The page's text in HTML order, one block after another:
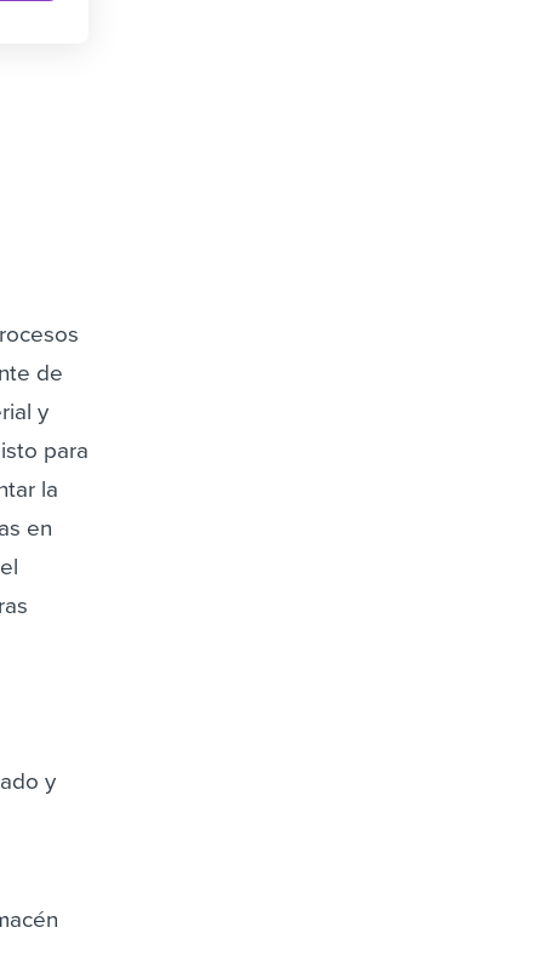
de
y
para
la
en
y